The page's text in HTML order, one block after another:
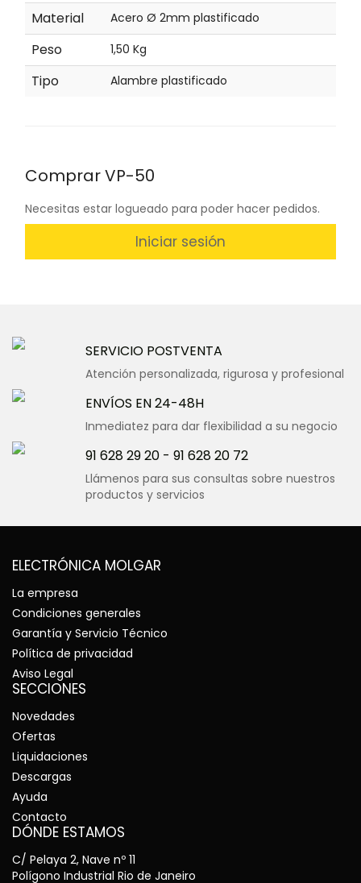
Material Acero Ø 2mm plastificado
Peso 1,50 Kg
Tipo Alambre plastificado
Comprar VP-50
Necesitas estar logueado para poder hacer pedidos.
Iniciar sesión
SERVICIO POSTVENTA
Atención personalizada, rigurosa y profesional
ENVÍOS EN 24-48H
Inmediatez para dar flexibilidad a su negocio
91 628 29 20- 91 628 20 72
Llámenos para sus consultas sobre nuestros
productos y servicios
ELECTRÓNICA MOLGAR
La empresa
Condiciones generales
Garantía y Servicio Técnico
Política de privacidad
Aviso Legal
SECCIONES
Novedades
Ofertas
Liquidaciones
Descargas
Ayuda
Contacto
DÓNDE ESTAMOS
C/ Pelaya 2, Nave nº 11
Polígono Industrial Rio de Janeiro